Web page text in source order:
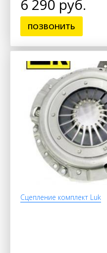
6 290 руб.
ПОЗВОНИТЬ
Сцепление комплект Luk